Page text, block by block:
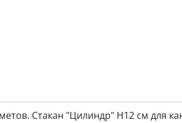
Стакан "Цилиндр" Н12 см для